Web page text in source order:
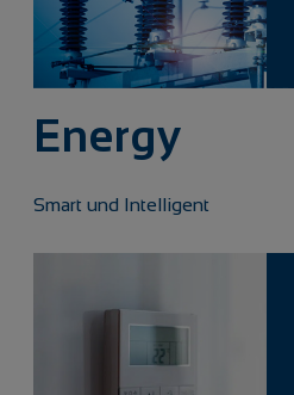
Energy
Smart und Intelligent